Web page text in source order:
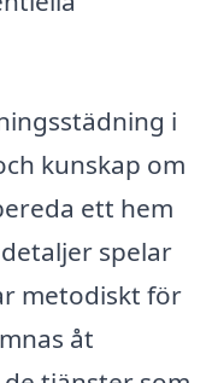
i
kunskap om
ett hem
spelar
metodiskt för
åt